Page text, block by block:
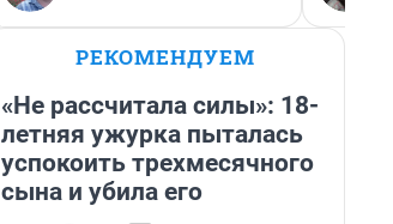
РЕКОМЕНДУЕМ
«Не рассчитала силы»: 18-
летняя ужурка пыталась
успокоить трехмесячного
сына и убила его